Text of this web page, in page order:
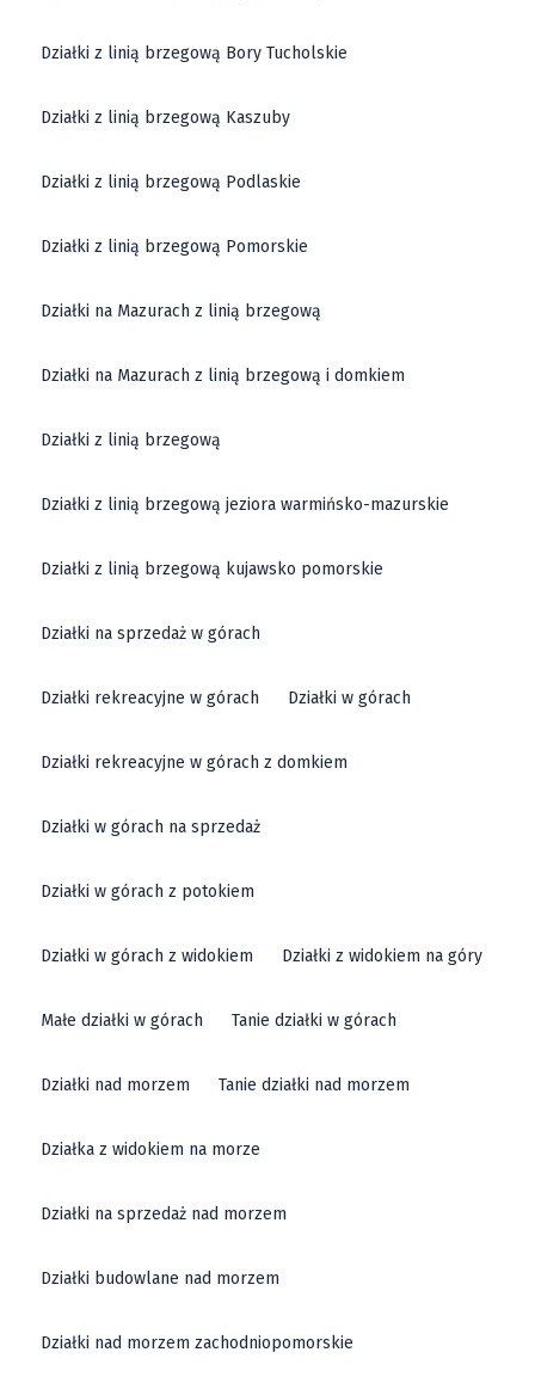
Działki z linią brzegową Bory Tucholskie
Działki z linią brzegową Kaszuby
Działki z linią brzegową Podlaskie
Działki z linią brzegową Pomorskie
Działki na Mazurach z linią brzegową
Działki na Mazurach z linią brzegową i domkiem
Działki z linią brzegową
Działki z linią brzegową jeziora warmińsko-mazurskie
Działki z linią brzegową kujawsko pomorskie
Działki na sprzedaż w górach
Działki rekreacyjne w górach Działki w górach
Działki rekreacyjne w górach z domkiem
Działki w górach na sprzedaż
Działki w górach z potokiem
Działki w górach z widokiem Działki z widokiem na góry
Małe działki w górach Tanie działki w górach
Działki nad morzem Tanie działki nad morzem
Działka z widokiem na morze
Działki na sprzedaż nad morzem
Działki budowlane nad morzem
Działki nad morzem zachodniopomorskie